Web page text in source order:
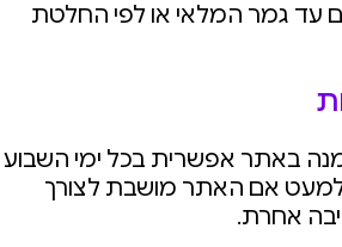
עד גמר המלאי או לפי החלטת
באתר אפשרית בכל ימי השבוע
אם האתר מושבת לצורך
אחרת.